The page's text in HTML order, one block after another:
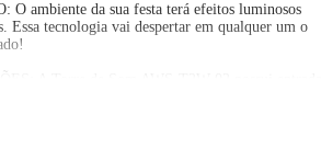
ambiente da sua festa terá efeitos luminosos
Essa tecnologia vai despertar em qualquer um o